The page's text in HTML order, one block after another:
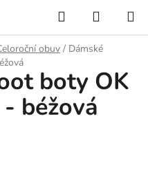
Hledat
KOŠÍK
obuv / Dámské
boty OK
béžová